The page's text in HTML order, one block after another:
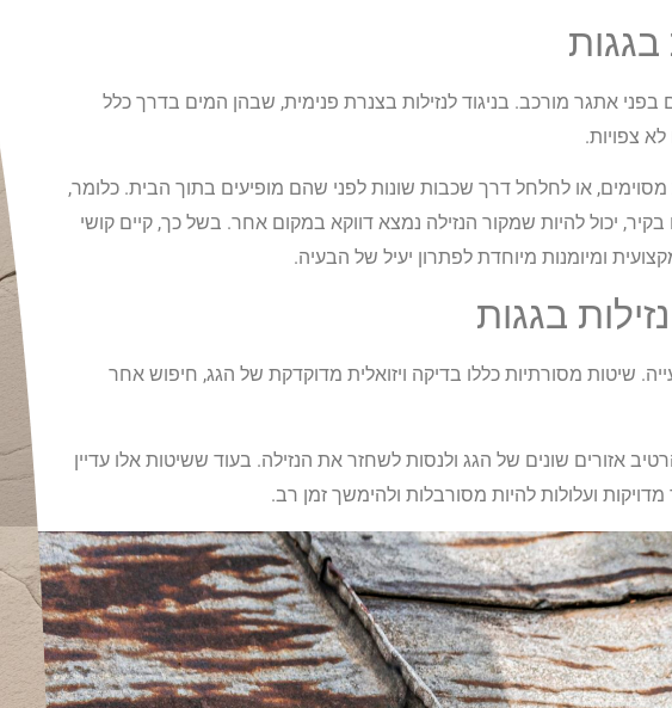
בגגות
אתגר מורכב. בניגוד לנזילות בצנרת פנימית, שבהן המים בדרך כלל
צפויות.
או לחלחל דרך שכבות שונות לפני שהם מופיעים בתוך הבית. כלומר,
יכול להיות שמקור הנזילה נמצא דווקא במקום אחר. בשל כך, קיים קושי
ומיומנות מיוחדת לפתרון יעיל של הבעיה.
בגגות
שיטות מסורתיות כללו בדיקה ויזואלית מדוקדקת של הגג, חיפוש אחר
אזורים שונים של הגג ולנסות לשחזר את הנזילה. בעוד ששיטות אלו עדיין
ועלולות להיות מסורבלות ולהימשך זמן רב.